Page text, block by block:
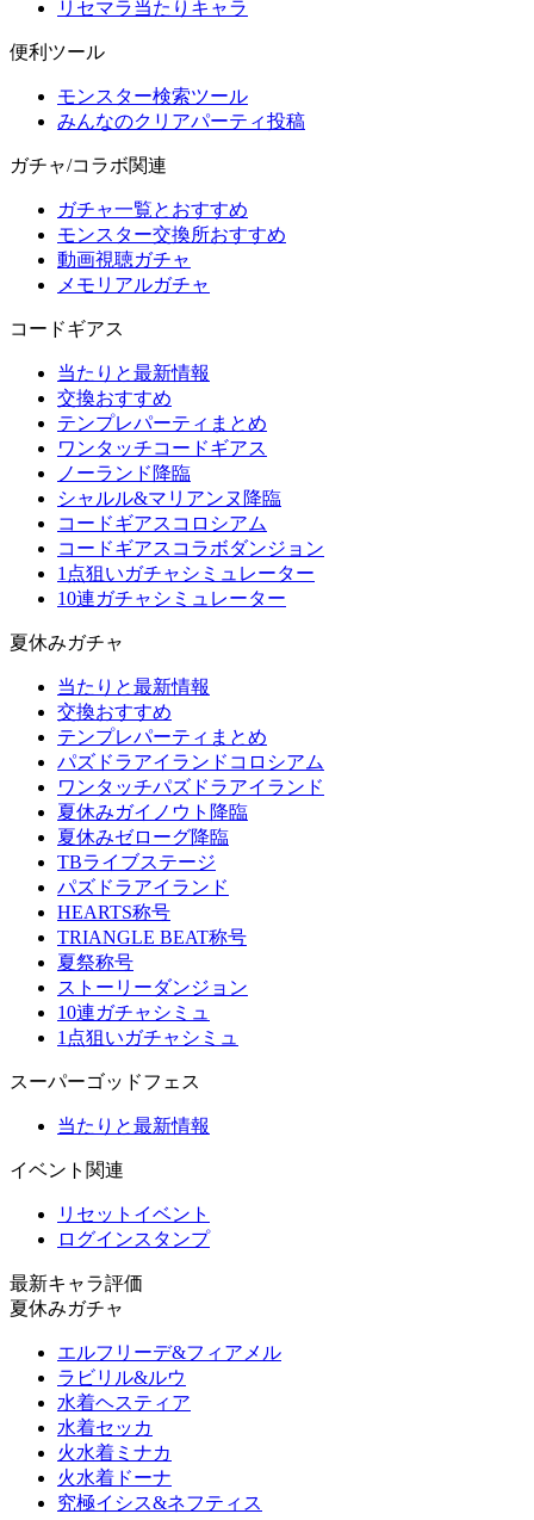
リセマラ当たりキャラ
便利ツール
モンスター検索ツール
みんなのクリアパーティ投稿
ガチャ/コラボ関連
ガチャ一覧とおすすめ
モンスター交換所おすすめ
動画視聴ガチャ
メモリアルガチャ
コードギアス
当たりと最新情報
交換おすすめ
テンプレパーティまとめ
ワンタッチコードギアス
ノーランド降臨
シャルル&マリアンヌ降臨
コードギアスコロシアム
コードギアスコラボダンジョン
1点狙いガチャシミュレーター
10連ガチャシミュレーター
夏休みガチャ
当たりと最新情報
交換おすすめ
テンプレパーティまとめ
パズドラアイランドコロシアム
ワンタッチパズドラアイランド
夏休みガイノウト降臨
夏休みゼローグ降臨
TBライブステージ
パズドラアイランド
HEARTS称号
TRIANGLE BEAT称号
夏祭称号
ストーリーダンジョン
10連ガチャシミュ
1点狙いガチャシミュ
スーパーゴッドフェス
当たりと最新情報
イベント関連
リセットイベント
ログインスタンプ
最新キャラ評価
夏休みガチャ
エルフリーデ&フィアメル
ラビリル&ルウ
水着ヘスティア
水着セッカ
火水着ミナカ
火水着ドーナ
究極イシス&ネフティス